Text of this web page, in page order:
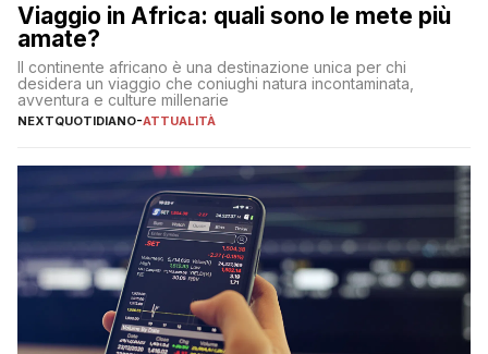
Viaggio in Africa: quali sono le mete più
amate?
Il continente africano è una destinazione unica per chi
desidera un viaggio che coniughi natura incontaminata,
avventura e culture millenarie
NEXTQUOTIDIANO-ATTUALITÀ